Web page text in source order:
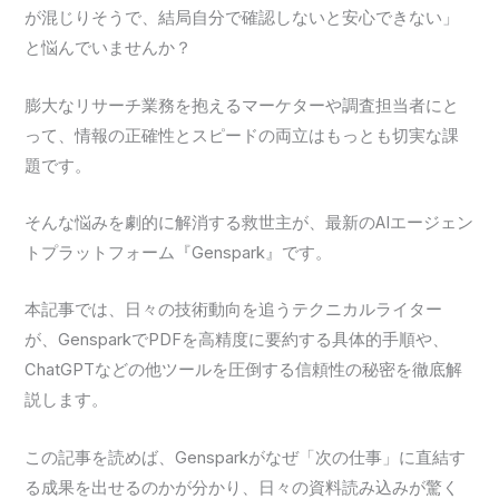
が混じりそうで、結局自分で確認しないと安心できない」
と悩んでいませんか？
膨大なリサーチ業務を抱えるマーケターや調査担当者にと
って、情報の正確性とスピードの両立はもっとも切実な課
題です。
そんな悩みを劇的に解消する救世主が、最新のAIエージェン
トプラットフォーム『Genspark』です。
本記事では、日々の技術動向を追うテクニカルライター
が、GensparkでPDFを高精度に要約する具体的手順や、
ChatGPTなどの他ツールを圧倒する信頼性の秘密を徹底解
説します。
この記事を読めば、Gensparkがなぜ「次の仕事」に直結す
る成果を出せるのかが分かり、日々の資料読み込みが驚く